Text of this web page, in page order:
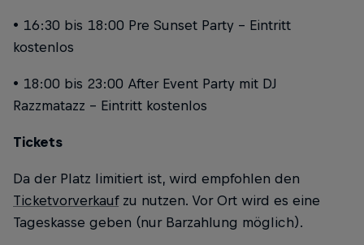
• 16:30 bis 18:00 Pre Sunset Party - Eintritt
kostenlos
• 18:00 bis 23:00 After Event Party mit DJ
Razzmatazz - Eintritt kostenlos
Tickets
Da der Platz limitiert ist, wird empfohlen den
Ticketvorverkaufzu nutzen. Vor Ort wird es eine
Tageskasse geben (nur Barzahlung möglich).